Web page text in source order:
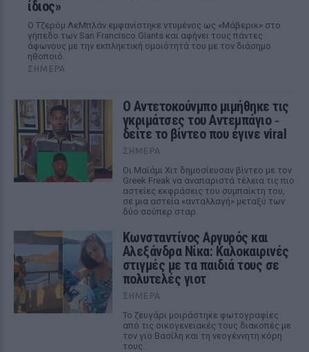
ίδιος»
Ο Τζερόμ ΛεΜπλάν εμφανίστηκε ντυμένος ως «Μάβερικ» στο
γήπεδο των San Francisco Giants και αφήνει τους πάντες
άφωνους με την εκπληκτική ομοιότητά του με τον διάσημο
ηθοποιό.
ΣΉΜΕΡΑ
Ο Αντετοκούνμπο μιμήθηκε τις
γκριμάτσες του Αντεμπάγιο ‑
δείτε το βίντεο που έγινε viral
ΣΉΜΕΡΑ
Οι Μαϊάμι Χιτ δημοσίευσαν βίντεο με τον
Greek Freak να αναπαριστά τέλεια τις πιο
αστείες εκφράσεις του συμπαίκτη του,
σε μια αστεία «ανταλλαγή» μεταξύ των
δύο σούπερ σταρ.
Κωνσταντίνος Αργυρός και
Αλεξάνδρα Νίκα: Καλοκαιρινές
στιγμές με τα παιδιά τους σε
πολυτελές γιοτ
ΣΉΜΕΡΑ
Το ζευγάρι μοιράστηκε φωτογραφίες
από τις οικογενειακές τους διακοπές με
τον γιο Βασίλη και τη νεογέννητη κόρη
τους.